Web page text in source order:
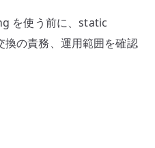
を使う前に、static
の責務、運用範囲を確認